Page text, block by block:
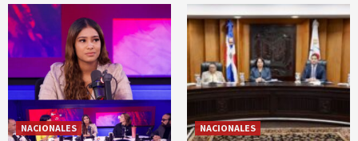
NACIONALES NACIONALES